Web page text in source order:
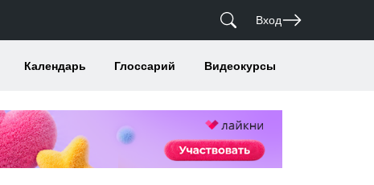
Вход
Календарь Глоссарий Видеокурсы